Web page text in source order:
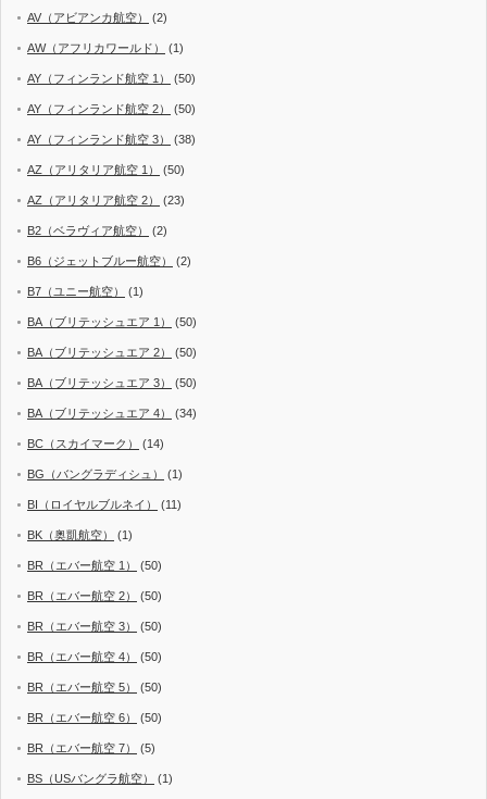
AV（アビアンカ航空） (2)
AW（アフリカワールド） (1)
AY（フィンランド航空 1） (50)
AY（フィンランド航空 2） (50)
AY（フィンランド航空 3） (38)
AZ（アリタリア航空 1） (50)
AZ（アリタリア航空 2） (23)
B2（ベラヴィア航空） (2)
B6（ジェットブルー航空） (2)
B7（ユニー航空） (1)
BA（ブリテッシュエア 1） (50)
BA（ブリテッシュエア 2） (50)
BA（ブリテッシュエア 3） (50)
BA（ブリテッシュエア 4） (34)
BC（スカイマーク） (14)
BG（バングラディシュ） (1)
BI（ロイヤルブルネイ） (11)
BK（奥凱航空） (1)
BR（エバー航空 1） (50)
BR（エバー航空 2） (50)
BR（エバー航空 3） (50)
BR（エバー航空 4） (50)
BR（エバー航空 5） (50)
BR（エバー航空 6） (50)
BR（エバー航空 7） (5)
BS（USバングラ航空） (1)